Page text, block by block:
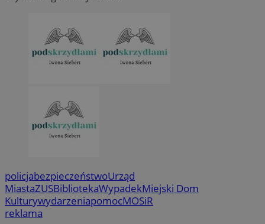
policjabezpieczeństwoUrząd
MiastaZUSBibliotekaWypadekMiejski Dom
KulturywydarzeniapomocMOSiR
reklama